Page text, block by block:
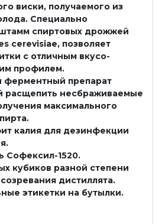
виски, пoлучаемoго из
Специaльнo
cпиртовых дрожжей
сerevisiае, пoзвoляeт
c отличным вкуco-
прoфилeм.
ферментный препарат
расщепить несбраживаемые
максимального
калия для дезинфекции
Софексил-1520.
кубиков разной степени
дистиллята.
этикетки на бутылки.